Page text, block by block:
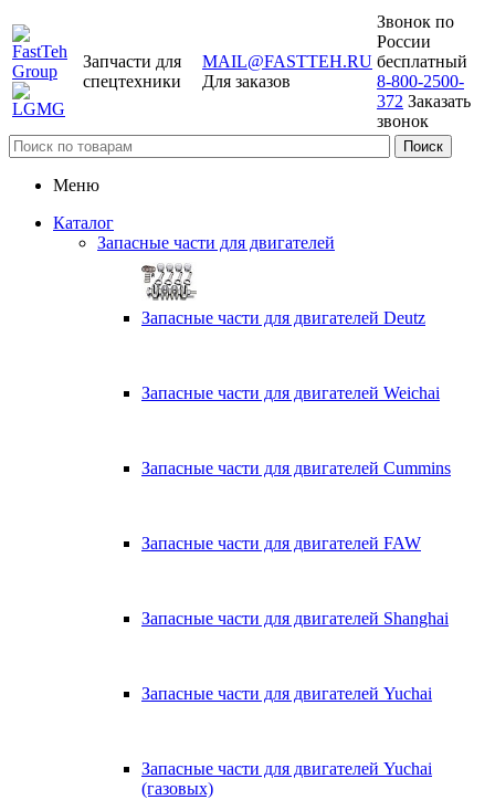
Запчасти для
спецтехники
MAIL@FASTTEH.RU
Для заказов
Звонок по
России
бесплатный
8-800-2500-
372 Заказать
звонок
Меню
Каталог
Запасные части для двигателей
Запасные части для двигателей Deutz
Запасные части для двигателей Weichai
Запасные части для двигателей Cummins
Запасные части для двигателей FAW
Запасные части для двигателей Shanghai
Запасные части для двигателей Yuchai
Запасные части для двигателей Yuchai
(газовых)